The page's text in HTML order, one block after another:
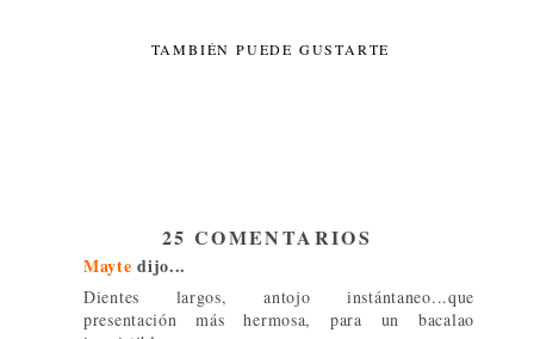
TAMBIÉN PUEDE GUSTARTE
25 COMENTARIOS
Mayte dijo...
Dientes largos, antojo instántaneo...que
presentación más hermosa, para un bacalao